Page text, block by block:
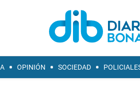
OPINIÓN SOCIEDAD